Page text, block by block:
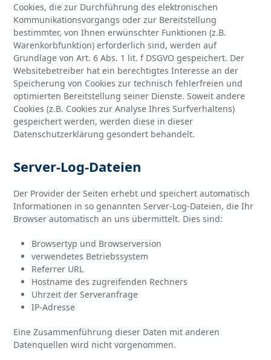
Cookies, die zur Durchführung des elektronischen
Kommunikationsvorgangs oder zur Bereitstellung
bestimmter, von Ihnen erwünschter Funktionen (z.B.
Warenkorbfunktion) erforderlich sind, werden auf
Grundlage von Art. 6 Abs. 1 lit. f DSGVO gespeichert. Der
Websitebetreiber hat ein berechtigtes Interesse an der
Speicherung von Cookies zur technisch fehlerfreien und
optimierten Bereitstellung seiner Dienste. Soweit andere
Cookies (z.B. Cookies zur Analyse Ihres Surfverhaltens)
gespeichert werden, werden diese in dieser
Datenschutzerklärung gesondert behandelt.
Server-Log-Dateien
Der Provider der Seiten erhebt und speichert automatisch
Informationen in so genannten Server-Log-Dateien, die Ihr
Browser automatisch an uns übermittelt. Dies sind:
Browsertyp und Browserversion
verwendetes Betriebssystem
Referrer URL
Hostname des zugreifenden Rechners
Uhrzeit der Serveranfrage
IP-Adresse
Eine Zusammenführung dieser Daten mit anderen
Datenquellen wird nicht vorgenommen.